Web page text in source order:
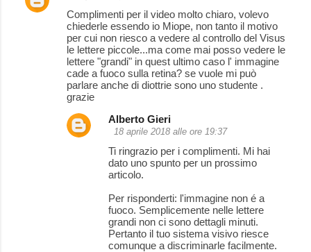
Complimenti per il video molto chiaro, volevo
chiederle essendo io Miope, non tanto il motivo
per cui non riesco a vedere al controllo del Visus
le lettere piccole...ma come mai posso vedere le
lettere "grandi" in quest ultimo caso l' immagine
cade a fuoco sulla retina? se vuole mi può
parlare anche di diottrie sono uno studente .
grazie
Alberto Gieri
18 aprile 2018 alle ore 19:37
Ti ringrazio per i complimenti. Mi hai
dato uno spunto per un prossimo
articolo.
Per risponderti: l'immagine non é a
fuoco. Semplicemente nelle lettere
grandi non ci sono dettagli minuti.
Pertanto il tuo sistema visivo riesce
comunque a discriminarle facilmente.